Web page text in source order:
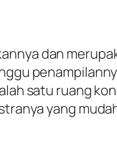
dan
satu ruang
yang